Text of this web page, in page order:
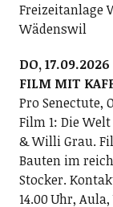
Freizeitanlage
Wädenswil
DO, 17.09.2026
FILM MIT
Pro
Film 1: Die
& Willi Grau.
Bauten im
Stocker.
14.00 Uhr,